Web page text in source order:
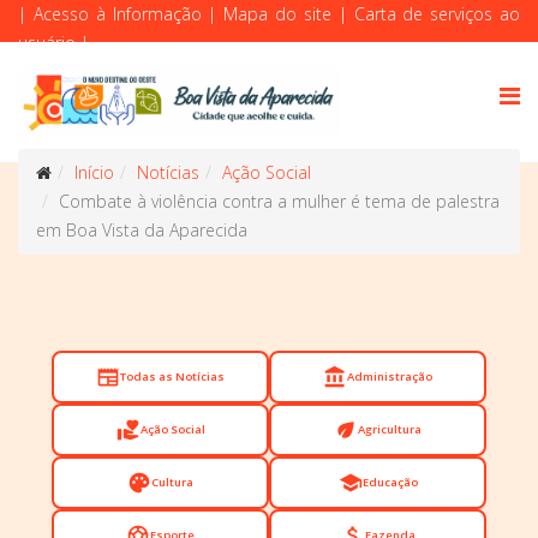
| Acesso à Informação | Mapa do site | Carta de serviços ao
usuário|
Início Notícias
Ação Social
Combate à violência contra a mulher é tema de palestra
em Boa Vista da Aparecida
newspaperTodas as Notícias account_balanceAdministração
volunteer_activismAção Social eco Agricultura
paletteCultura schoolEducação